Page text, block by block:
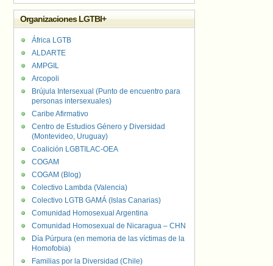
Organizaciones LGTBI+
África LGTB
ALDARTE
AMPGIL
Arcopoli
Brújula Intersexual (Punto de encuentro para
personas intersexuales)
Caribe Afirmativo
Centro de Estudios Género y Diversidad
(Montevideo, Uruguay)
Coalición LGBTILAC-OEA
COGAM
COGAM (Blog)
Colectivo Lambda (Valencia)
Colectivo LGTB GAMÁ (Islas Canarias)
Comunidad Homosexual Argentina
Comunidad Homosexual de Nicaragua – CHN
Día Púrpura (en memoria de las víctimas de la
Homofobia)
Familias por la Diversidad (Chile)